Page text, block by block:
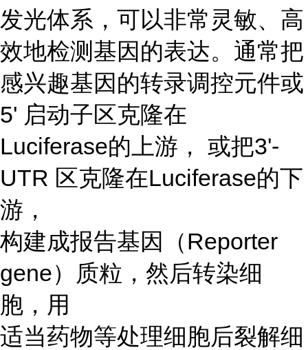
发光体系，可以非常灵敏、高
效地检测基因的表达。通常把
感兴趣基因的转录调控元件或
5' 启动子区克隆在
Luciferase的上游， 或把3'-
UTR 区克隆在Luciferase的下
游，
构建成报告基因（Reporter
gene）质粒，然后转染细
胞，用
适当药物等处理细胞后裂解细